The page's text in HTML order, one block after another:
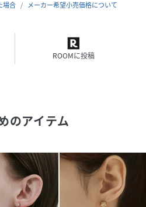
、どんなコーディネートにも合
。
リーユースアイテムを展開しま
場合
メーカー希望小売価格について
ROOMに投稿
のアイテム